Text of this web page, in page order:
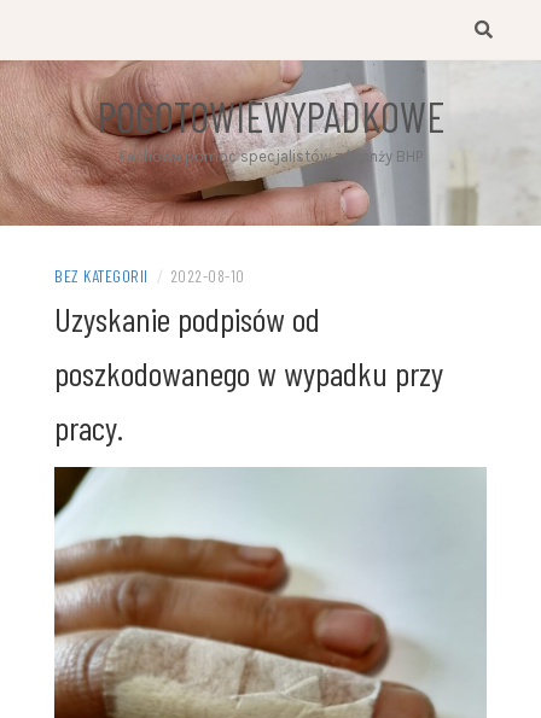
treści
POGOTOWIEWYPADKOWE
Fachowa pomoc specjalistów z branży BHP
BEZ KATEGORII / 2022-08-10
Uzyskanie podpisów od
poszkodowanego w wypadku przy
pracy.